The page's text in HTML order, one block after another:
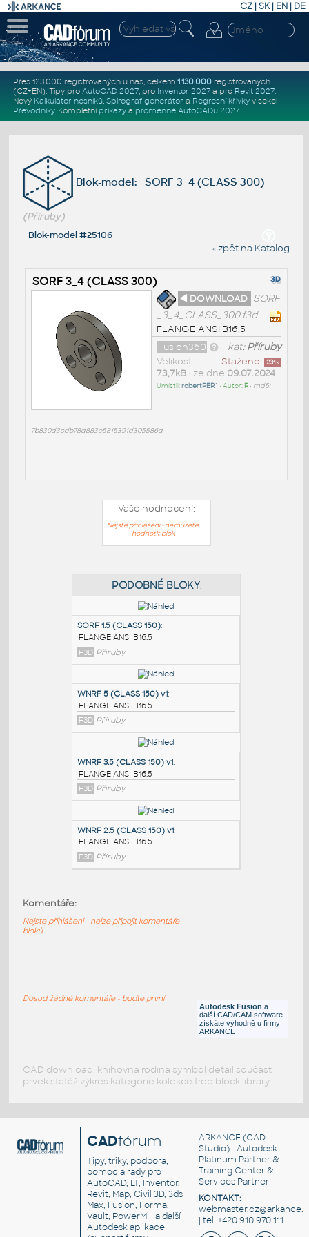
CZ | SK| EN | DE
Přes 123.000 registrovaných u nás, celkem 1.130.000registrovaných
(CZ+EN). Tipy pro AutoCAD 2027, pro Inventor 2027a pro Revit 2027.
Nový Kalkulátor nosníků, Spirograf generátor a Regresní křivkyv sekci
Převodníky. Kompletní příkazya proměnné AutoCADu 2027.
Blok-model: SORF 3_4 (CLASS 300)
(Příruby)
Blok-model #25106
« zpět na Katalog
SORF 3_4 (CLASS 300)
◄ DOWNLOAD SORF
_3_4_CLASS_300.f3d
FLANGE ANSI B16.5
kat:Příruby
Fusion360
Staženo: 231x
Velikost
73,7kB• ze dne 09.07.2024
Umístil:robertPER^ • Autor: R• md5:
7b830d3cdb78d883e5815391d305586d
Vaše hodnocení:
Nejste přihlášeni - nemůžete
hodnotit blok
PODOBNÉ BLOKY
SORF 1.5 (CLASS 150):
FLANGE ANSI B16.5
F3D Příruby
WNRF 5 (CLASS 150) v1
FLANGE ANSI B16.5
F3D Příruby
Příruby
Autodesk Fusion a
další CAD/CAM software
získáte výhodně u firmy
ARKANCE
Komentáře:
Nejste přihlášeni - nelze připojit komentáře
bloků
Dosud žádné komentáře - buďte první
CAD download: knihovna rodina symbol detail součást
prvek stafáž výkres kategorie kolekce free block library
CADfórum
Tipy, triky, podpora,
pomoc a rady pro
AutoCAD, LT, Inventor,
Revit, Map, Civil 3D, 3ds
Max, Fusion, Forma,
Vault, PowerMill a další
Autodesk aplikace
ARKANCE (CAD
Studio) - Autodesk
Platinum Partner &
Training Center &
Services Partner
KONTAKT:
| tel. +420 910 970 111